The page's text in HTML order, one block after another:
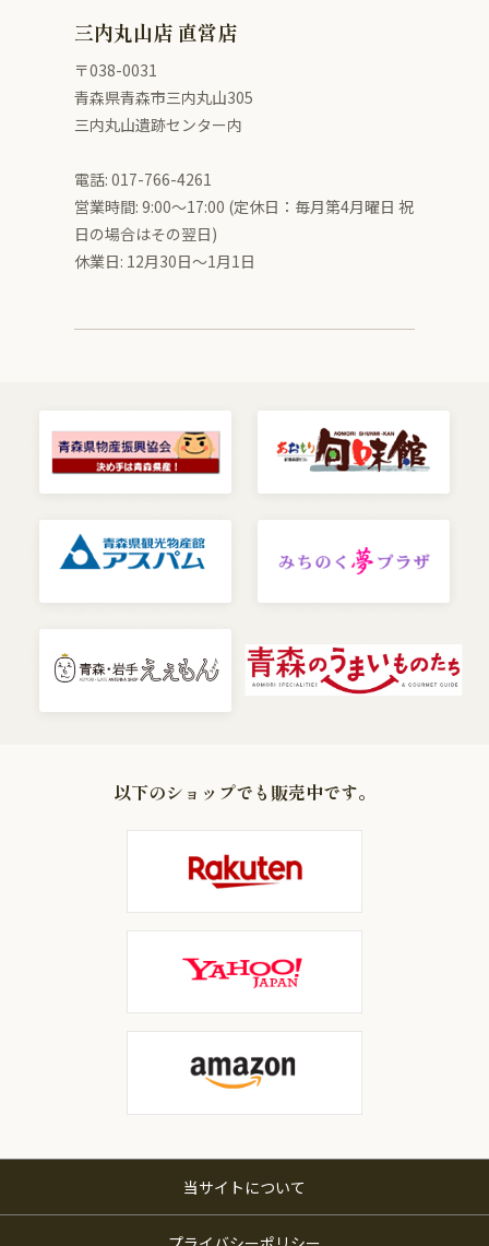
三内丸山店 直営店
〒038-0031
青森県青森市三内丸山305
三内丸山遺跡センター内
電話: 017-766-4261
営業時間: 9:00〜17:00 (定休日：毎月第4月曜日 祝
日の場合はその翌日)
休業日: 12月30日～1月1日
以下のショップでも販売中です。
当サイトについて